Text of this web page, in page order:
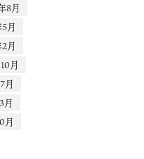
8月
月
月
月
月
月
月